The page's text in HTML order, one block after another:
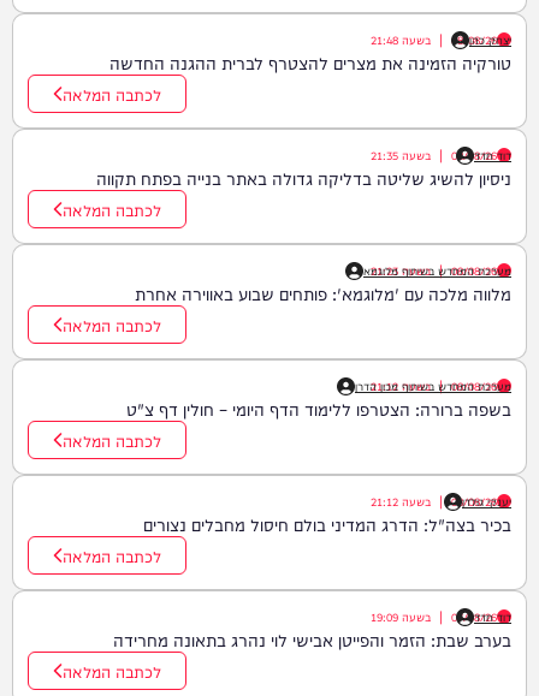
יצחק כהן
08/08/26
| בשעה 21:48
טורקיה הזמינה את מצרים להצטרף לברית ההגנה החדשה
לכתבה המלאה
דוד חדד
08/08/26
| בשעה 21:35
ניסיון להשיג שליטה בדליקה גדולה באתר בנייה בפתח תקווה
לכתבה המלאה
מערכת המחדש בשיתוף מלוגמא
08/08/26
| בשעה 21:23
מלווה מלכה עם 'מלוגמא': פותחים שבוע באווירה אחרת
לכתבה המלאה
מערכת המחדש בשיתוף מכון הדרן
08/08/26
| בשעה 21:12
בשפה ברורה: הצטרפו ללימוד הדף היומי – חולין דף צ"ט
לכתבה המלאה
יענקי גולדן
08/08/26
| בשעה 21:12
בכיר בצה"ל: הדרג המדיני בולם חיסול מחבלים נצורים
לכתבה המלאה
דוד חדד
07/08/26
| בשעה 19:09
בערב שבת: הזמר והפייטן אבישי לוי נהרג בתאונה מחרידה
לכתבה המלאה